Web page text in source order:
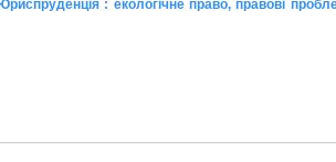
: екологічне право, правові